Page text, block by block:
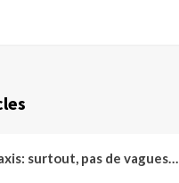
surtout, pas de vagues…